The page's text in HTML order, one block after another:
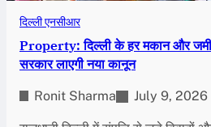
दिल्ली एनसीआर
Property: दिल्ली के हर मकान और जमीन
सरकार लाएगी नया कानून
Ronit Sharma July 9, 2026